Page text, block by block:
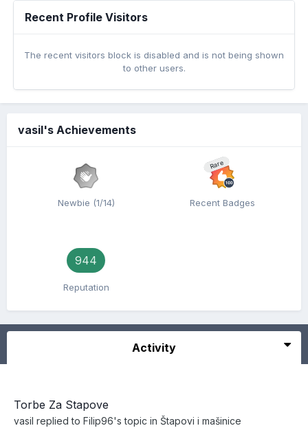
Recent Profile Visitors
The recent visitors block is disabled and is not being shown
to other users.
vasil's Achievements
Newbie (1/14)
Rare
Recent Badges
944
Reputation
Activity
Torbe Za Stapove
vasil replied to Filip96's topic in Štapovi i mašinice